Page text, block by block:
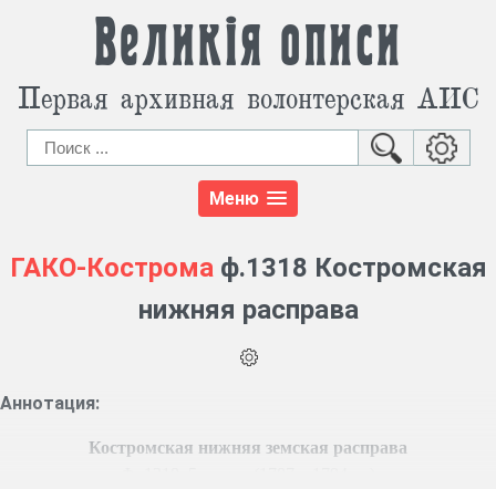
Великія описи
Первая архивная волонтерская АИС
Меню
ГАКО-Костромаф.1318 Костромская
нижняя расправа
Аннотация:
Костромская нижняя земская расправа